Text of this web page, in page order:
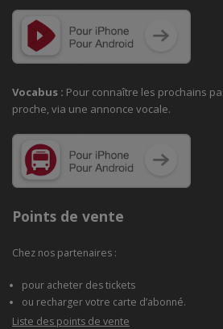
Vocabus : Pour connaître les prochains
proche, via une annonce vocale.
Points de vente
Chez nos partenaires :
pour acheter des tickets
ou recharger votre carte d’abonné.
Liste des points de vente